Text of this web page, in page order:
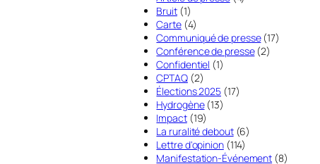
Bruit(1)
Carte(4)
Communiqué de presse(17)
Conférence de presse(2)
Confidentiel (1)
CPTAQ(2)
Élections 2025 (17)
Hydrogène(13)
Impact(19)
La ruralité debout(6)
Lettre d'opinion(114)
Manifestation-Événement (8)